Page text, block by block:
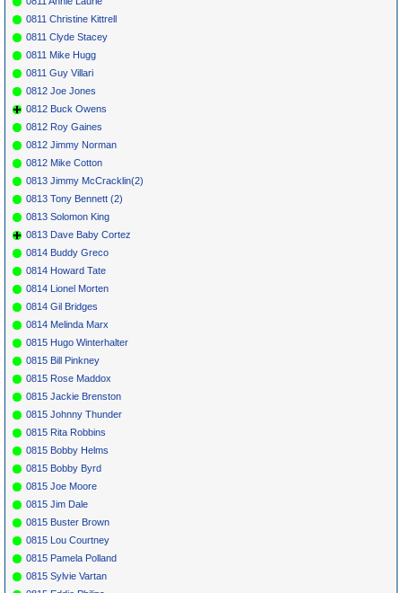
0811 Christine Kittrell
0811 Clyde Stacey
0811 Mike Hugg
0811 Guy Villari
0812 Joe Jones
0812 Buck Owens
0812 Roy Gaines
0812 Jimmy Norman
0812 Mike Cotton
0813 Jimmy McCracklin(2)
0813 Tony Bennett (2)
0813 Solomon King
0813 Dave Baby Cortez
0814 Buddy Greco
0814 Howard Tate
0814 Lionel Morten
0814 Gil Bridges
0814 Melinda Marx
0815 Hugo Winterhalter
0815 Bill Pinkney
0815 Rose Maddox
0815 Jackie Brenston
0815 Johnny Thunder
0815 Rita Robbins
0815 Bobby Helms
0815 Bobby Byrd
0815 Joe Moore
0815 Jim Dale
0815 Buster Brown
0815 Lou Courtney
0815 Pamela Polland
0815 Sylvie Vartan